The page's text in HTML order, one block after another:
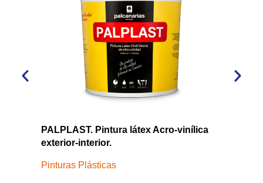
PALPLAST. Pintura látex Acro-vinílica
exterior-interior.
Pinturas Plásticas